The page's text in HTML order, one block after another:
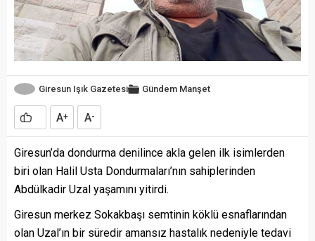
Giresun Işık Gazetesi Gündem Manşet
A+ A-
Giresun’da dondurma denilince akla gelen ilk isimlerden
biri olan Halil Usta Dondurmaları’nın sahiplerinden
Abdülkadir Uzal yaşamını yitirdi.
Giresun merkez Sokakbaşı semtinin köklü esnaflarından
olan Uzal’ın bir süredir amansız hastalık nedeniyle tedavi